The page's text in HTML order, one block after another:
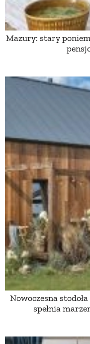
Mazury: stary
Nowoczesna
spełnia